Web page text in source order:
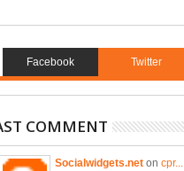
Facebook Twitter
COMMENT
Socialwidgets.neton cpr...